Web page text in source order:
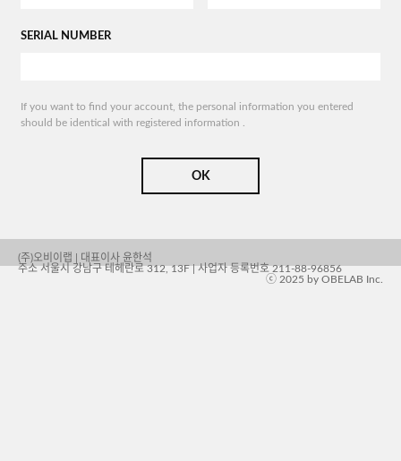
SERIAL NUMBER
If you want to find your account, the personal information you entered
should be identical with registered information .
OK
(주)오비이랩 | 대표이사 윤한석
주소 서울시 강남구 테헤란로 312, 13F | 사업자 등록번호 211-88-96856
ⓒ 2025 by OBELAB Inc.